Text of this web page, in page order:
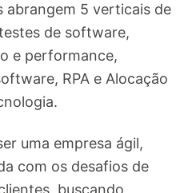
abrangem 5 verticais de
de software,
e performance,
RPA e Alocação
uma empresa ágil,
com os desafios de
buscando